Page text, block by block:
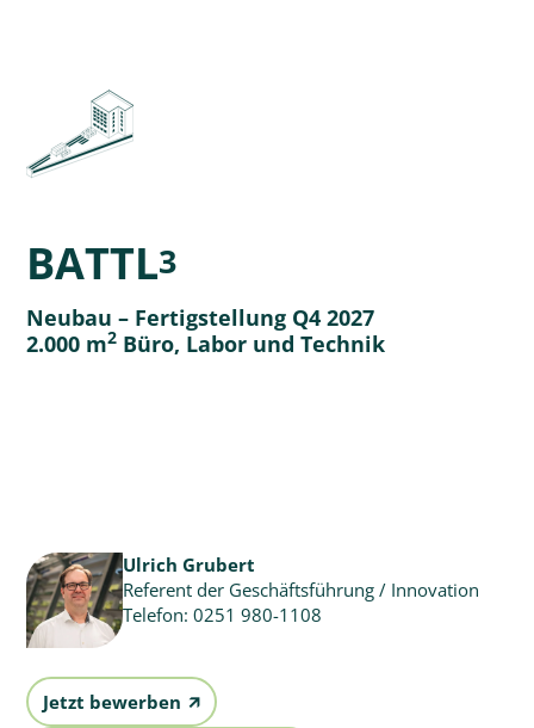
BATTL3
Neubau – Fertigstellung Q4 2027
2.000 m2 Büro, Labor und Technik
Ulrich Grubert
Referent der Geschäftsführung / Innovation
Telefon:0251 980-1108
Jetzt bewerben 🡭